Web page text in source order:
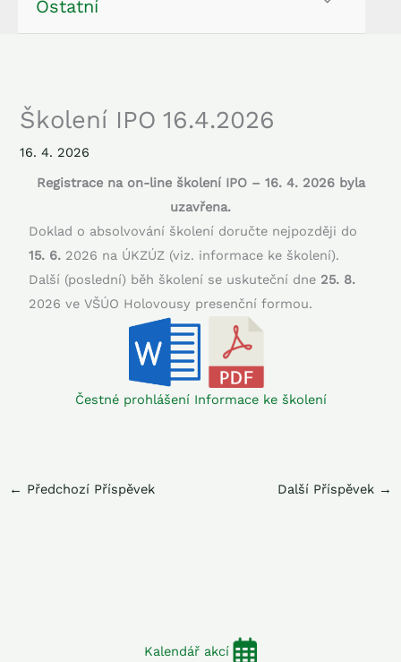
Ostatní
Školení IPO 16.4.2026
16. 4. 2026
Registrace na on-line školení IPO – 16. 4. 2026 byla
uzavřena.
Doklad o absolvování školení doručte nejpozději do
15. 6. 2026 na ÚKZÚZ (viz. informace ke školení).
Další (poslední) běh školení se uskuteční dne 25. 8.
2026 ve VŠÚO Holovousy presenční formou.
Čestné prohlášení Informace ke školení
← Předchozí Příspěvek Další Příspěvek →
Kalendář akcí